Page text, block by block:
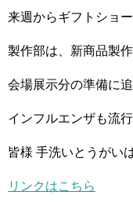
来週からギフトショ
製作部は、新商品製
会場展示分の準備に
インフルエンザも流
皆様 手洗いとうがい
リンクはこちら